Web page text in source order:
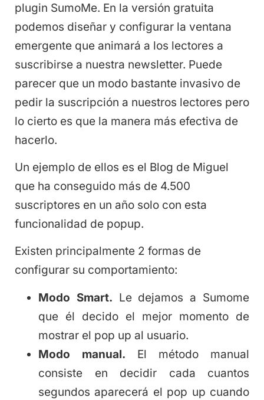
plugin SumoMe. En la versión gratuita
podemos diseñar y configurar la ventana
emergente que animará a los lectores a
suscribirse a nuestra newsletter. Puede
parecer que un modo bastante invasivo de
pedir la suscripción a nuestros lectores pero
lo cierto es que la manera más efectiva de
hacerlo.
Un ejemplo de ellos es el Blog de Miguel
que ha conseguido más de 4.500
suscriptores en un año solo con esta
funcionalidad de popup.
Existen principalmente 2 formas de
configurar su comportamiento:
Modo Smart. Le dejamos a Sumome
que él decido el mejor momento de
mostrar el pop up al usuario.
Modo manual. El método manual
consiste en decidir cada cuantos
segundos aparecerá el pop up cuando